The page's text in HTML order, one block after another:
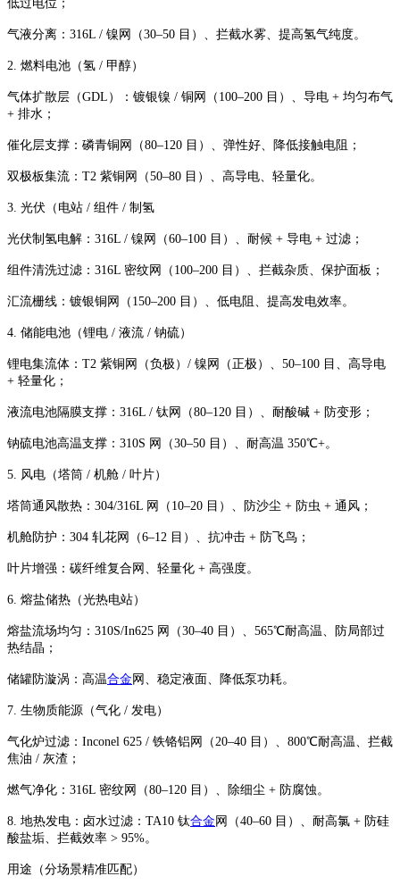
低过电位；
气液分离：316L / 镍网（30–50 目）、拦截水雾、提高氢气纯度。
2. 燃料电池（氢 / 甲醇）
气体扩散层（GDL）：镀银镍 / 铜网（100–200 目）、导电 + 均匀布气
+ 排水；
催化层支撑：磷青铜网（80–120 目）、弹性好、降低接触电阻；
双极板集流：T2 紫铜网（50–80 目）、高导电、轻量化。
3. 光伏（电站 / 组件 / 制氢
光伏制氢电解：316L / 镍网（60–100 目）、耐候 + 导电 + 过滤；
组件清洗过滤：316L 密纹网（100–200 目）、拦截杂质、保护面板；
汇流栅线：镀银铜网（150–200 目）、低电阻、提高发电效率。
4. 储能电池（锂电 / 液流 / 钠硫）
锂电集流体：T2 紫铜网（负极）/ 镍网（正极）、50–100 目、高导电
+ 轻量化；
液流电池隔膜支撑：316L / 钛网（80–120 目）、耐酸碱 + 防变形；
钠硫电池高温支撑：310S 网（30–50 目）、耐高温 350℃+。
5. 风电（塔筒 / 机舱 / 叶片）
塔筒通风散热：304/316L 网（10–20 目）、防沙尘 + 防虫 + 通风；
机舱防护：304 轧花网（6–12 目）、抗冲击 + 防飞鸟；
叶片增强：碳纤维复合网、轻量化 + 高强度。
6. 熔盐储热（光热电站）
熔盐流场均匀：310S/In625 网（30–40 目）、565℃耐高温、防局部过
热结晶；
储罐防漩涡：高温合金 网、稳定液面、降低泵功耗。
7. 生物质能源（气化 / 发电）
气化炉过滤：Inconel 625 / 铁铬铝网（20–40 目）、800℃耐高温、拦截
焦油 / 灰渣；
燃气净化：316L 密纹网（80–120 目）、除细尘 + 防腐蚀。
8. 地热发电：卤水过滤：TA10 钛合金 网（40–60 目）、耐高氯 + 防硅
酸盐垢、拦截效率 > 95%。
用途（分场景精准匹配）